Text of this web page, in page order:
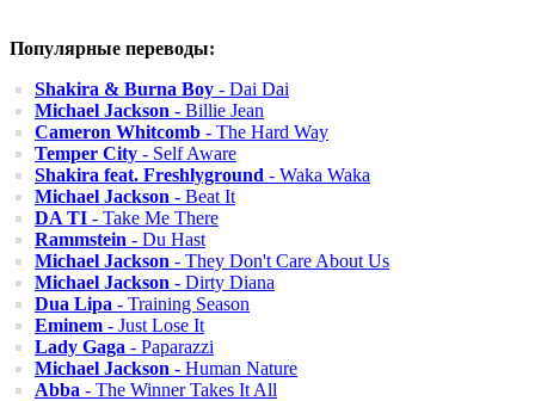
Популярные переводы:
Shakira & Burna Boy - Dai Dai
Michael Jackson - Billie Jean
Cameron Whitcomb - The Hard Way
Temper City - Self Aware
Shakira feat. Freshlyground - Waka Waka
Michael Jackson - Beat It
DA TI - Take Me There
Rammstein - Du Hast
Michael Jackson - They Don't Care About Us
Michael Jackson - Dirty Diana
Dua Lipa - Training Season
Eminem - Just Lose It
Lady Gaga - Paparazzi
Michael Jackson - Human Nature
Abba - The Winner Takes It All